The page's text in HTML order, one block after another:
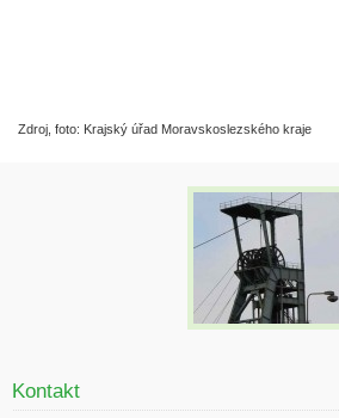
Zdroj, foto: Krajský úřad Moravskoslezského kraje
Kontakt